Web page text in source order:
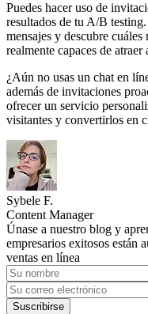
Puedes hacer uso de
resultados de tu A/B
mensajes y descubre
realmente capaces de
¿Aún no usas un chat en
además de invitaciones
ofrecer un servicio
visitantes y convertirlos en
Sybele F.
Content Manager
Únase a nuestro blog y
empresarios exitosos están
ventas en línea
Suscribirse